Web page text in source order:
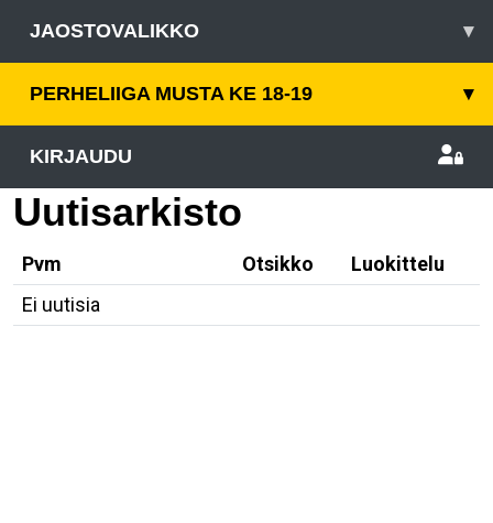
JAOSTOVALIKKO ▾
PERHELIIGA MUSTA KE 18-19 ▾
KIRJAUDU
Uutisarkisto
Pvm Otsikko
Luokittelu
Ei uutisia